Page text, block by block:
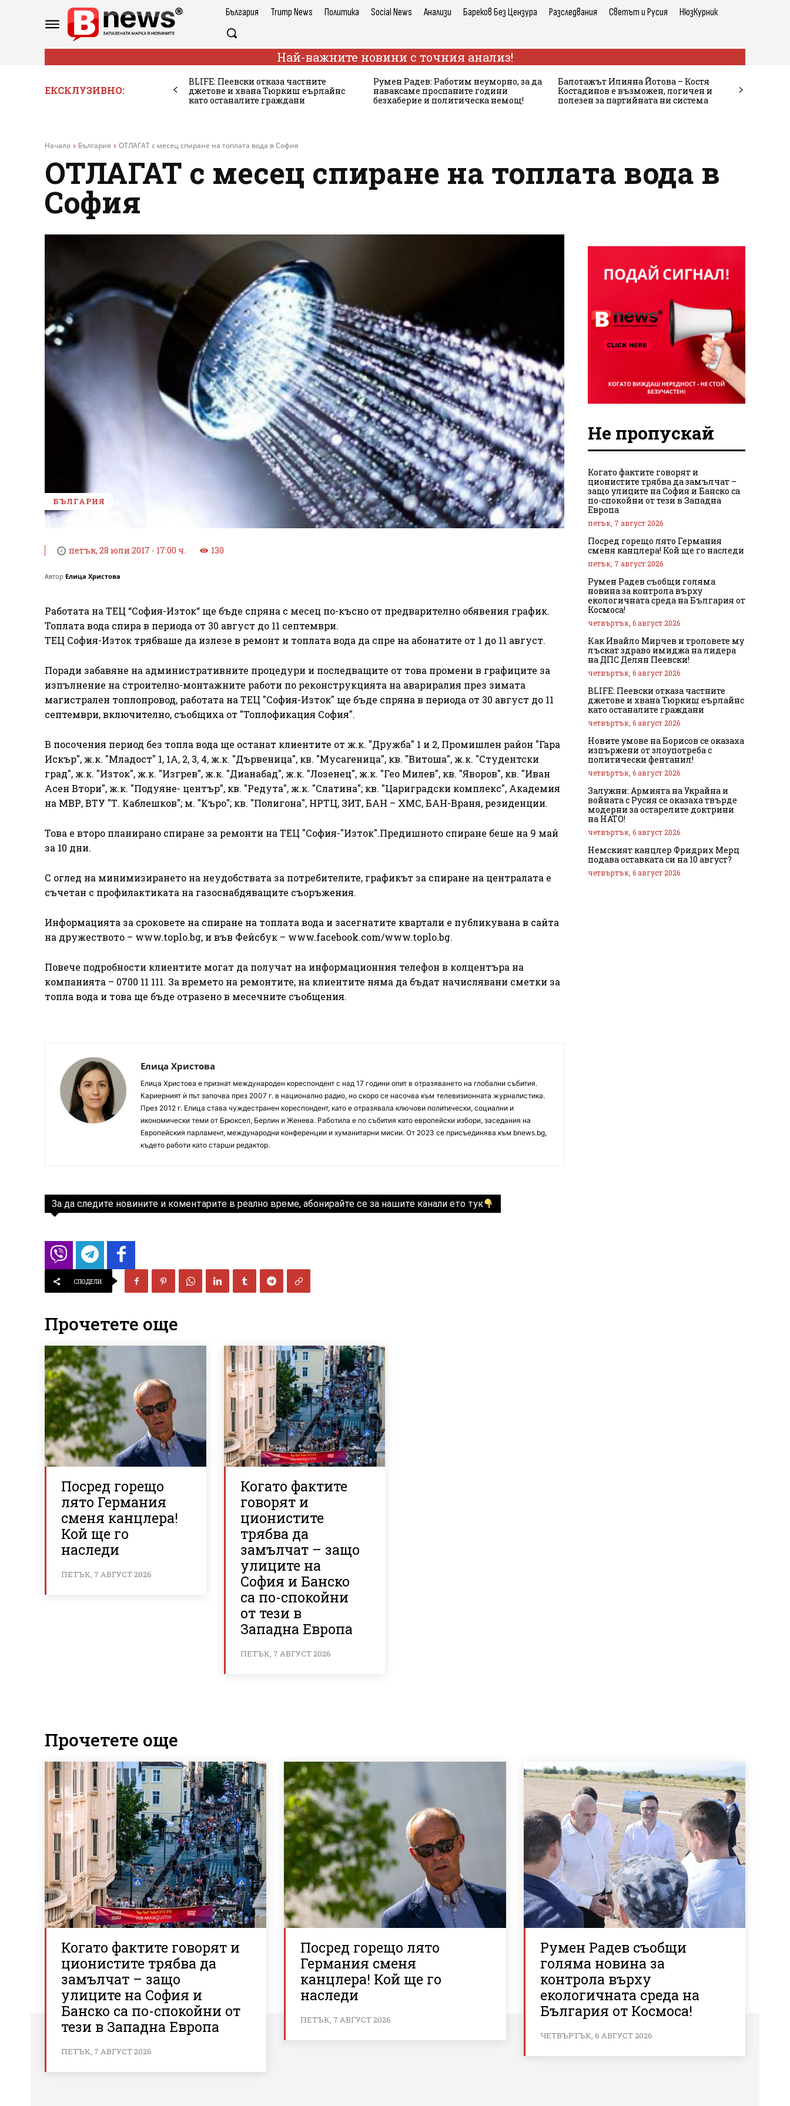
България Trump News Политика Social News Анализи Бареков Без Цензура Разследвания Светът и Русия НюзКурник
Най-важните новини с точния анализ!
ЕКСКЛУЗИВНО:
BLIFE: Пеевски отказа частните
джетове и хвана Тюркиш еърлайнс
като останалите граждани
Румен Радев: Работим неуморно, за да
наваксаме проспаните години
безхаберие и политическа немощ!
Балотажът Илияна Йотова – Костя
Костадинов е възможен, логичен и
полезен за партийната ни система
Начало България ОТЛАГАТ с месец спиране на топлата вода в София
ОТЛАГАТ с месец спиране на топлата вода в
София
БЪЛГАРИЯ
петък, 28 юли 2017 - 17:00 ч. 130
Автор Елица Христова
Работата на ТЕЦ “София-Изток“ ще бъде спряна с месец по-късно от предварително обявения график.
Топлата вода спира в периода от 30 август до 11 септември.
ТЕЦ София-Изток трябваше да излезе в ремонт и топлата вода да спре на абонатите от 1 до 11 август.
Поради забавяне на административните процедури и последващите от това промени в графиците за
изпълнение на строително-монтажните работи по реконструкцията на авариралия през зимата
магистрален топлопровод, работата на ТЕЦ "София-Изток" ще бъде спряна в периода от 30 август до 11
септември, включително, съобщиха от "Топлофикация София".
В посочения период без топла вода ще останат клиентите от ж.к. "Дружба" 1 и 2, Промишлен район "Гара
Искър", ж.к. "Младост" 1, 1А, 2, 3, 4, ж.к. "Дървеница", кв. "Мусагеница", кв. "Витоша", ж.к. "Студентски
град", ж.к. "Изток", ж.к. "Изгрев", ж.к. "Дианабад", ж.к. "Лозенец", ж.к. "Гео Милев", кв. "Яворов", кв. "Иван
Асен Втори", ж.к. "Подуяне- център", кв. "Редута", ж.к. "Слатина"; кв. "Цариградски комплекс", Академия
на МВР, ВТУ "Т. Каблешков"; м. "Къро"; кв. "Полигона", НРТЦ, ЗИТ, БАН – ХМС, БАН-Враня, резиденции.
Това е второ планирано спиране за ремонти на ТЕЦ "София-"Изток".Предишното спиране беше на 9 май
за 10 дни.
С оглед на минимизирането на неудобствата за потребителите, графикът за спиране на централата е
съчетан с профилактиката на газоснабдяващите съоръжения.
Информацията за сроковете на спиране на топлата вода и засегнатите квартали е публикувана в сайта
на дружеството – www.toplo.bg, и във Фейсбук – www.facebook.com/www.toplo.bg.
Повече подробности клиентите могат да получат на информационния телефон в колцентъра на
компанията – 0700 11 111. За времето на ремонтите, на клиентите няма да бъдат начислявани сметки за
топла вода и това ще бъде отразено в месечните съобщения.
Елица Христова
Елица Христова е признат международен кореспондент с над 17 години опит в отразяването на глобални събития.
Кариерният ѝ път започва през 2007 г. в национално радио, но скоро се насочва към телевизионната журналистика.
През 2012 г. Елица става чуждестранен кореспондент, като е отразявала ключови политически, социални и
икономически теми от Брюксел, Берлин и Женева. Работила е по събития като европейски избори, заседания на
Европейския парламент, международни конференции и хуманитарни мисии. От 2023 се присъединява към bnews.bg,
където работи като старши редактор.
За да следите новините и коментарите в реално време, абонирайте се за нашите канали ето тук
СПОДЕЛИ
Прочетете още
Посред горещо
лято Германия
сменя канцлера!
Кой ще го
наследи
ПЕТЪК, 7 АВГУСТ 2026
Когато фактите
говорят и
ционистите
трябва да
замълчат – защо
улиците на
София и Банско
са по-спокойни
от тези в
Западна Европа
ПЕТЪК, 7 АВГУСТ 2026
Не пропускай
Когато фактите говорят и
ционистите трябва да замълчат –
защо улиците на София и Банско са
по-спокойни от тези в Западна
Европа
петък, 7 август 2026
Посред горещо лято Германия
сменя канцлера! Кой ще го наследи
петък, 7 август 2026
Румен Радев съобщи голяма
новина за контрола върху
екологичната среда на България от
Космоса!
четвъртък, 6 август 2026
Как Ивайло Мирчев и троловете му
лъскат здраво имиджа на лидера
на ДПС Делян Пеевски!
четвъртък, 6 август 2026
BLIFE: Пеевски отказа частните
джетове и хвана Тюркиш еърлайнс
като останалите граждани
четвъртък, 6 август 2026
Новите умове на Борисов се оказаха
изпържени от злоупотреба с
политически фентанил!
четвъртък, 6 август 2026
Залужни: Армията на Украйна и
войната с Русия се оказаха твърде
модерни за остарелите доктрини
на НАТО!
четвъртък, 6 август 2026
Немският канцлер Фридрих Мерц
подава оставката си на 10 август?
четвъртък, 6 август 2026
Прочетете още
Когато фактите говорят и
ционистите трябва да
замълчат – защо
улиците на София и
Банско са по-спокойни от
тези в Западна Европа
ПЕТЪК, 7 АВГУСТ 2026
Посред горещо лято
Германия сменя
канцлера! Кой ще го
наследи
ПЕТЪК, 7 АВГУСТ 2026
Румен Радев съобщи
голяма новина за
контрола върху
екологичната среда на
България от Космоса!
ЧЕТВЪРТЪК, 6 АВГУСТ 2026